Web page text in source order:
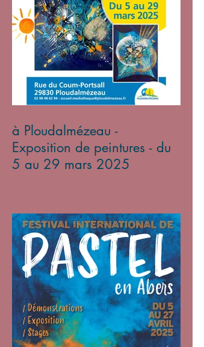
à Ploudalmézeau -
Exposition de peintures - du
5 au 29 mars 2025